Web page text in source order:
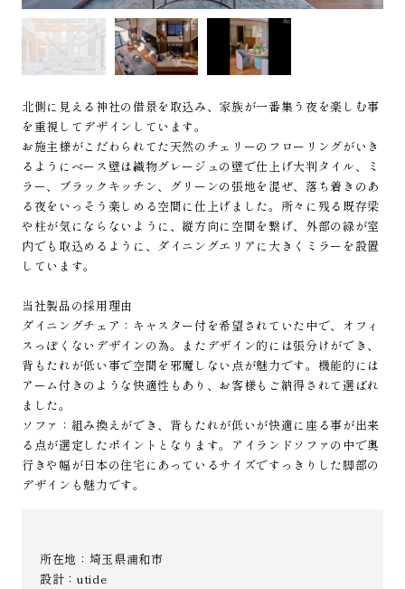
北側に見える神社の借景を取込み、家族が一番集う夜を楽しむ事
を重視してデザインしています。
お施主様がこだわられてた天然のチェリーのフローリングがいき
るようにベース壁は織物グレージュの壁で仕上げ大判タイル、ミ
ラー、ブラックキッチン、グリーンの張地を混ぜ、落ち着きのあ
る夜をいっそう楽しめる空間に仕上げました。所々に残る既存梁
や柱が気にならないように、縦方向に空間を繋げ、外部の緑が室
内でも取込めるように、ダイニングエリアに大きくミラーを設置
しています。
当社製品の採用理由
ダイニングチェア：キャスター付を希望されていた中で、オフィ
スっぽくないデザインの為。またデザイン的には張分けができ、
背もたれが低い事で空間を邪魔しない点が魅力です。機能的には
アーム付きのような快適性もあり、お客様もご納得されて選ばれ
ました。
ソファ：組み換えができ、背もたれが低いが快適に座る事が出来
る点が選定したポイントとなります。アイランドソファの中で奥
行きや幅が日本の住宅にあっているサイズですっきりした脚部の
デザインも魅力です。
所在地：埼玉県浦和市
設計：utide